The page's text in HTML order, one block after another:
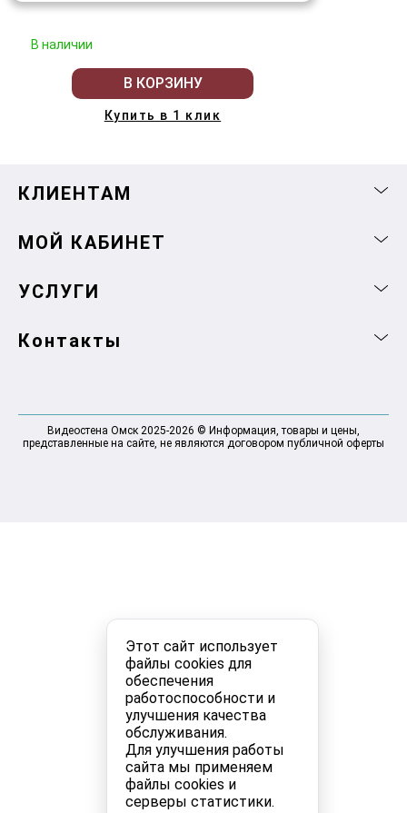
Этот сайт использует
файлы cookies для
обеспечения
работоспособности и
улучшения качества
обслуживания.
Для улучшения работы
сайта мы применяем
файлы cookies и
серверы статистики.
В наличии
В КОРЗИНУ
Купить в 1 клик
КЛИЕНТАМ
МОЙ КАБИНЕТ
УСЛУГИ
Контакты
Видеостена Омск 2025-2026 © Информация, товары и цены,
представленные на сайте, не являются договором публичной оферты